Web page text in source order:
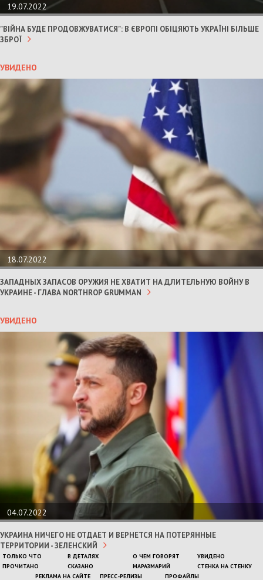
19.07.2022
"ВІЙНА БУДЕ ПРОДОВЖУВАТИСЯ": В ЄВРОПІ ОБІЦЯЮТЬ УКРАЇНІ БІЛЬШЕ
ЗБРОЇ
УВИДЕНО
18.07.2022
ЗАПАДНЫХ ЗАПАСОВ ОРУЖИЯ НЕ ХВАТИТ НА ДЛИТЕЛЬНУЮ ВОЙНУ В
УКРАИНЕ - ГЛАВА NORTHROP GRUMMAN
УВИДЕНО
04.07.2022
УКРАИНА НИЧЕГО НЕ ОТДАЕТ И ВЕРНЕТСЯ НА ПОТЕРЯННЫЕ
ТЕРРИТОРИИ - ЗЕЛЕНСКИЙ
ТОЛЬКО ЧТО В ДЕТАЛЯХ О ЧЕМ ГОВОРЯТ
УВИДЕНО
ПРОЧИТАНО
СКАЗАНО МАРАЗМАРИЙ
СТЕНКА НА СТЕНКУ
РЕКЛАМА НА САЙТЕ
ПРЕСС-РЕЛИЗЫ ПРОФАЙЛЫ